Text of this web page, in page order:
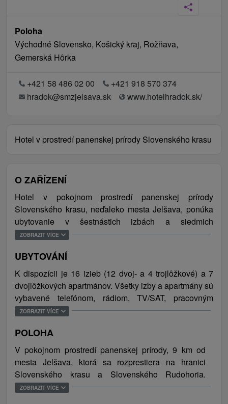
Poloha
Východné Slovensko, Košický kraj, Rožňava,
Gemerská Hôrka
+421 58 486 02 00
+421 918 570 374
hradok@smzjelsava.sk
www.hotelhradok.sk/
Hotel v prostredí panenskej prírody Slovenského krasu
O ZAŘÍZENÍ
Hotel v pokojnom prostredí panenskej prírody
Slovenského krasu, neďaleko mesta Jelšava, ponúka
ubytovanie v šestnástich izbách a siedmich
apartmánoch s vlastným sociálnym zariadením. Okrem
reštaurácii, kde si je možné vybrať z bohatej ponuky
jedál a nápojov, a taktiež služby elektroliečby,
vodoliečby, bazénu, sauny a posilňovne. V ponuke je
navyše aj kryoterapiu, ktorá slúži na liečbu akútnych i
chronických poškodení pohybového aparátu. V
exteriéri sa nachádza posiedka vhodná na opekanie a
grilovanie. V prípade záujmu si hostia môžu požičať
pripojenie na internet a parkovanie zabezpečené
priamo pri objekte (30 parkovacích miest). Ubytovanie
je vhodné vhodné pre rodiny s deťmi, romantické
pobyty mladomanželov, či pre zaľúbené pár a taktiež aj
ZOBRAZIT VÍCE
UBYTOVÁNÍ
K dispozícii je 16 izieb (12 dvoj- a 4 trojlôžkové) a 7
dvojlôžkových apartmánov. Všetky izby a apartmány sú
vybavené telefónom, rádiom, TV/SAT, pracovným
stolom, minibarom, WiFi pripojením a kúpeľňou (WC,
vybavení navyše aj pohovku. Maximálna kapacita
ubytovania je 71 osôb (z toho 25 na prístelkách).
ZOBRAZIT VÍCE
POLOHA
V pokojnom prostredí panenskej prírody, 9 km od
mesta Jelšava, ktorá sa rozprestiera na hranici
Slovenského krasu a Slovenského Rudohoria.
Ochtinská aragonitová jaskyňa sa nachádza 2 km od
ZOBRAZIT VÍCE